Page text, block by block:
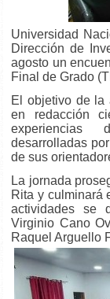
Universidad
Dirección de
agosto un
Final de Grado
El objetivo de la
en redacción
experiencias
desarrolladas
de sus
La jornada
Rita y culminará
actividades se
Virginio Cano
Raquel Arguello